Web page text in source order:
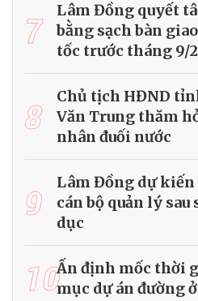
7
Lâm Đồng quyết
bằng sạch bàn
tốc trước tháng 9/
8
Chủ tịch HĐND
Văn Trung thăm
nhân đuối nước
9
Lâm Đồng dự kiến
cán bộ quản lý sau
dục
10Ấn định mốc thời
mục dự án đường